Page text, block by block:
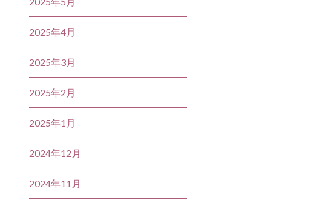
2025年4月
2025年3月
2025年2月
2025年1月
2024年12月
2024年11月